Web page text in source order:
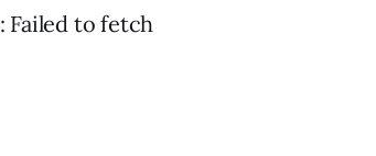
Failed to fetch